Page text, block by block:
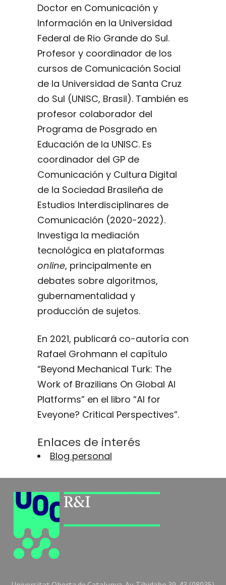
Doctor en Comunicación y
Información en la Universidad
Federal de Rio Grande do Sul.
Profesor y coordinador de los
cursos de Comunicación Social
de la Universidad de Santa Cruz
do Sul (UNISC, Brasil). También es
profesor colaborador del
Programa de Posgrado en
Educación de la UNISC. Es
coordinador del GP de
Comunicación y Cultura Digital
de la Sociedad Brasileña de
Estudios Interdisciplinares de
Comunicación (2020-2022).
Investiga la mediación
tecnológica en plataformas
online, principalmente en
debates sobre algoritmos,
gubernamentalidad y
producción de sujetos.
En 2021, publicará co-autoría con
Rafael Grohmann el capítulo
“Beyond Mechanical Turk: The
Work of Brazilians On Global AI
Platforms” en el libro “AI for
Eveyone? Critical Perspectives”.
Enlaces de interés
Blog personal